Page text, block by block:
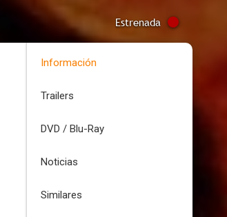
Estrenada
Información
Trailers
DVD / Blu-Ray
Noticias
Similares